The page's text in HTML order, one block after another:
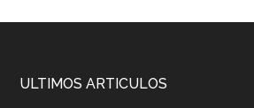
ULTIMOS ARTICULOS